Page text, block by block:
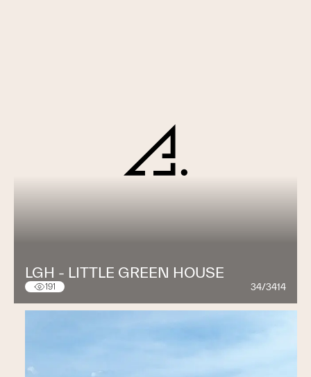
LGH - LITTLE GREEN HOUSE
191 34/3414